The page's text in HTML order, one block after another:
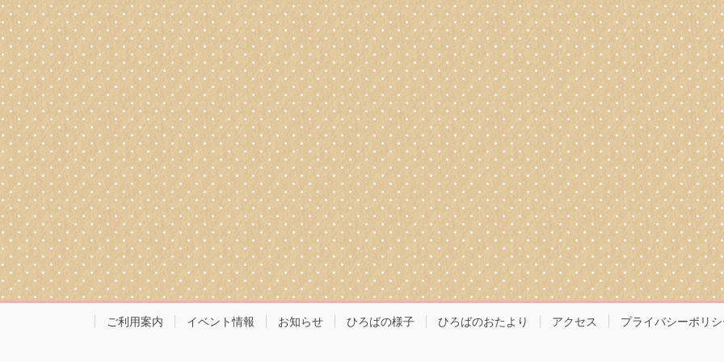
ご利用案内 イベント情報 お知らせ ひろばの様子 ひろばのおたより アクセス プライバシーポリ